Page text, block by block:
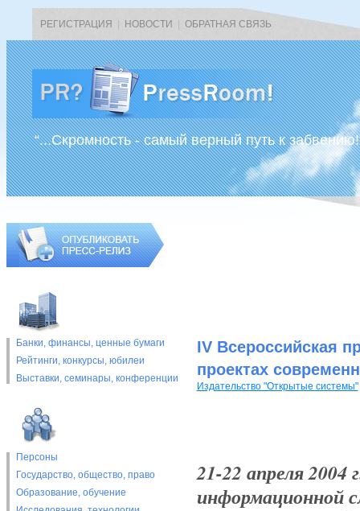
РЕГИСТРАЦИЯ НОВОСТИ ОБРАТНАЯ СВЯЗЬ
“...Скромность - самый верный путь к
Банки, финансы, ценные бумаги
Рейтинги, конкурсы, юбилеи
Выставки, cеминары, конференции
Персоны
Государство, общество, право
Образование, обучение
IV Всероссийская
проектах
Издательство "Открытые системы"
21-22 апреля
информационной